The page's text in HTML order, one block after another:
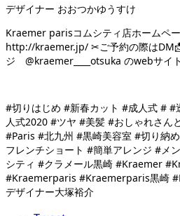
デザイナー おおつかゆうすけ
Kraemer parisコムシティ店ホームペ
http://kraemer.jp/ ✂︎ご予約の際は
ジ @kraemer____otsuka のwebサイ
#切りはじめ #新春カット #成人式 #
人式2020 #ツヤ #美髪 #おしゃれさん
#Paris #北九州 #黒崎美容室 #切り納
フレンチショート #簡単アレンジ #メ
シティ #クラメール黒崎 #Kraemer
#Kraemerparis #Kraemerparis黒崎
デザイナー大塚裕介